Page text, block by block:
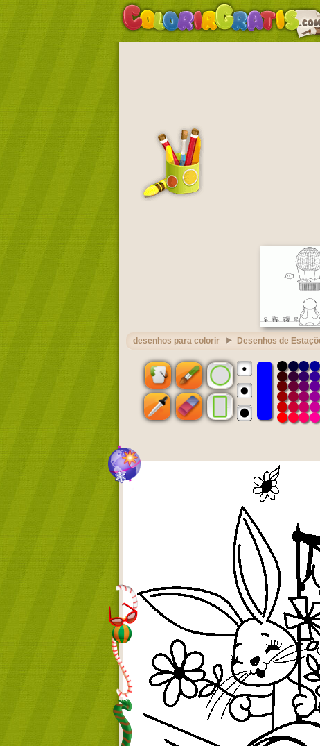
desenhos para colorir Desenhos de